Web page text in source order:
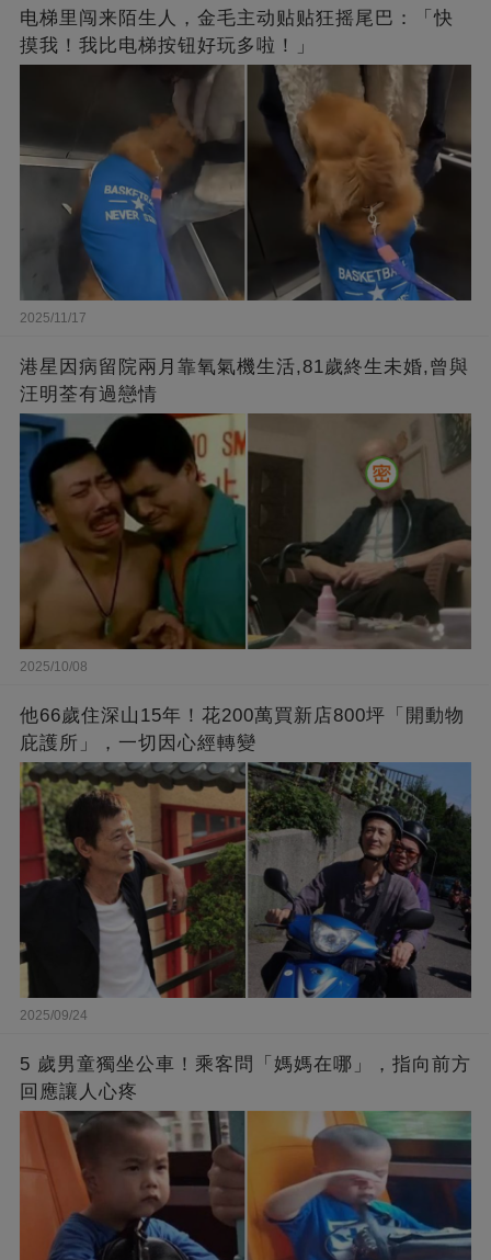
电梯里闯来陌生人，金毛主动贴贴狂摇尾巴：「快
摸我！我比电梯按钮好玩多啦！」
2025/11/17
港星因病留院兩月靠氧氣機生活,81歲終生未婚,曾與
汪明荃有過戀情
2025/10/08
他66歲住深山15年！花200萬買新店800坪「開動物
庇護所」，一切因心經轉變
2025/09/24
5 歲男童獨坐公車！乘客問「媽媽在哪」，指向前方
回應讓人心疼